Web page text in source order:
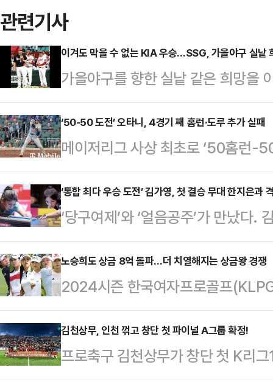
관련기사
이겨도 막을 수 없는 KIA 우승…SSG, 가을야구 실낱
가을야구를 향한 실낱 같은 희망을
KIA와 운명의 맞대결을 펼친다
서 '2024 KBO리그' KIA와 홈경기
인 SSG는 5위 kt에 2경기 차로 다
고 있다. 최근 2연승 중인 SSG는 5
잡아야 한다.하지만 원정 팀 KIA가
수 있기 때문에 SSG 입장에서는
‘50-50 도전’ 오타니, 4경기 째 홈런·도루 추가 실패
메이저리그 사상 최초로 ‘50홈런-
(30·LA 다저스)가 4경기 째 홈런
(한국시각) 미국 조지아주 애틀랜
저리그 애틀랜타 브레이브스와의
타수 무안타 2타점 1득점을 기록
만을 남겨 놓은 오타니는 지난 14
추가하지 못해 아쉬움을 남겼다.이
에 그쳤다.1회초 …
‘통합 최다 우승 도전’ 김가영, 첫 결승 무대 한지은과
‘당구여제’와 ‘얼음공주’가 만났다
LPBA 결승서 격돌한다.16일 경기
서 열린 ‘크라운해태 LPBA 챔피언
민영(우리금융캐피탈)을 세트스
으로 완승하면서 나란히 결승 진출
세트를 실점 없이 11-0(8이닝)으로
나 김민영에 연속 두 세트를 허용
3…
노승희도 상금 8억 돌파…더 치열해지는 상금왕 경쟁
2024시즌 한국여자프로골프
해지는 양상이다.시즌 초반 일찌감
도로 진행된 상금왕 경쟁은 5월 들
만 2승을 추가, 독주 체제를 구축하
나가 샷감을 잡고 나더니 거의 대
김천상무, 인천 꺾고 창단 첫 파이널 A그룹 확정!
프로축구 김천상무가 창단 첫 K리
15일 김천종합운동장에서 열린 인